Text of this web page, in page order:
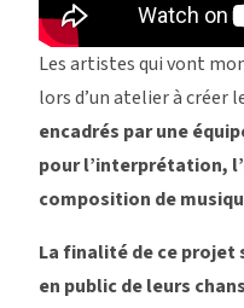
Les artistes qui vont
lors d’un atelier à créer
encadrés par une
pour l’interprétation,
composition de
La finalité de ce
en public de leurs